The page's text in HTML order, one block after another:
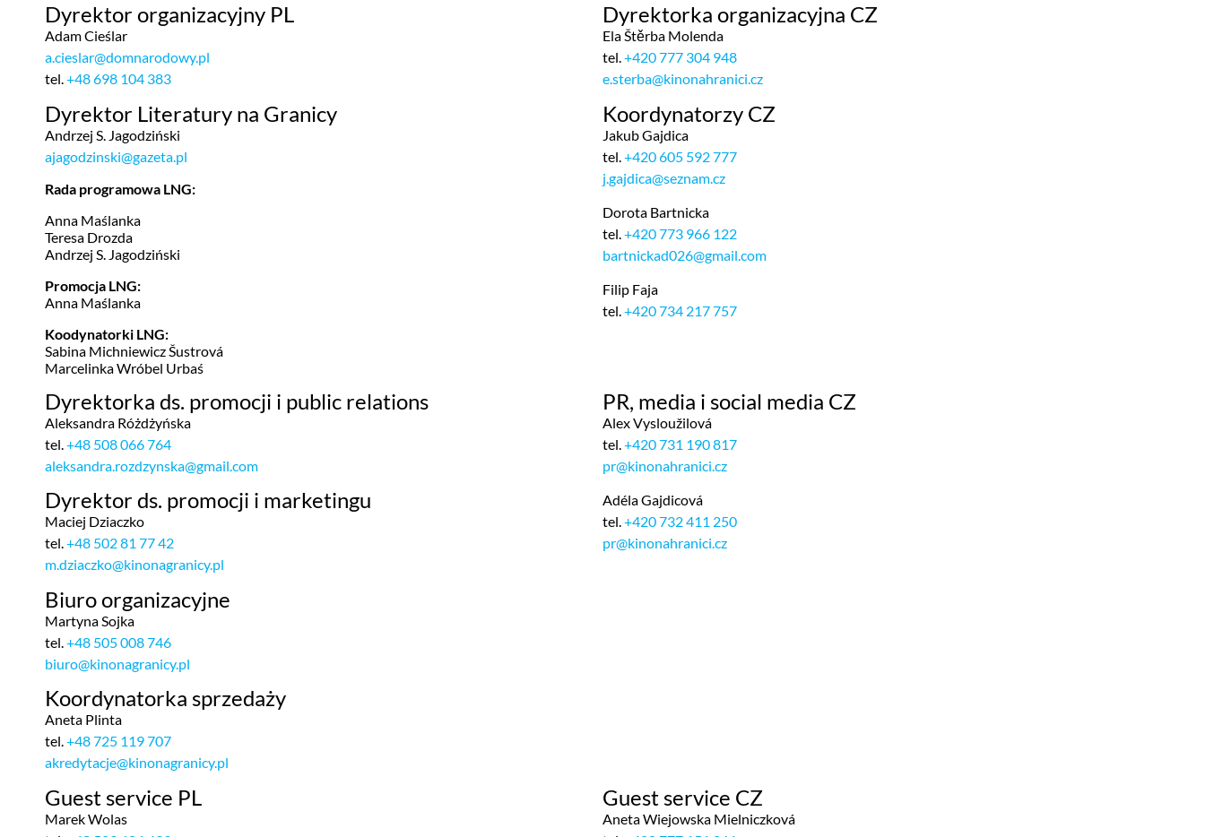
Dyrektor organizacyjny PL
Adam Cieślar
a.cieslar@domnarodowy.pl
tel.+48 698 104 383
Dyrektorka organizacyjna CZ
Ela Štěrba Molenda
tel.+420 777 304 948
e.sterba@kinonahranici.cz
Dyrektor Literatury na Granicy
Andrzej S. Jagodziński
ajagodzinski@gazeta.pl
Rada programowa LNG:
Anna Maślanka
Teresa Drozda
Andrzej S. Jagodziński
Promocja LNG:
Anna Maślanka
Koodynatorki LNG:
Sabina Michniewicz Šustrová
Marcelinka Wróbel Urbaś
Koordynatorzy CZ
Jakub Gajdica
tel. +420 605 592 777
j.gajdica@seznam.cz
Dorota Bartnicka
tel.+420 773 966 122
bartnickad026@gmail.com
Filip Faja
tel.+420 734 217 757
Dyrektorka ds. promocji i public relations
Aleksandra Różdżyńska
tel.+48 508 066 764
aleksandra.rozdzynska@gmail.com
Dyrektor ds. promocji i marketingu
Maciej Dziaczko
tel.+48 502 81 77 42
m.dziaczko@kinonagranicy.pl
PR, media i social media CZ
Alex Vysloužilová
tel.+420 731 190 817
pr@kinonahranici.cz
Adéla Gajdicová
tel.+420 732 411 250
pr@kinonahranici.cz
Biuro organizacyjne
Martyna Sojka
tel.+48 505 008 746
biuro@kinonagranicy.pl
Koordynatorka sprzedaży
Aneta Plinta
tel.+48 725 119 707
akredytacje@kinonagranicy.pl
Guest service PL
Marek Wolas
Guest service CZ
Aneta Wiejowska Mielniczková